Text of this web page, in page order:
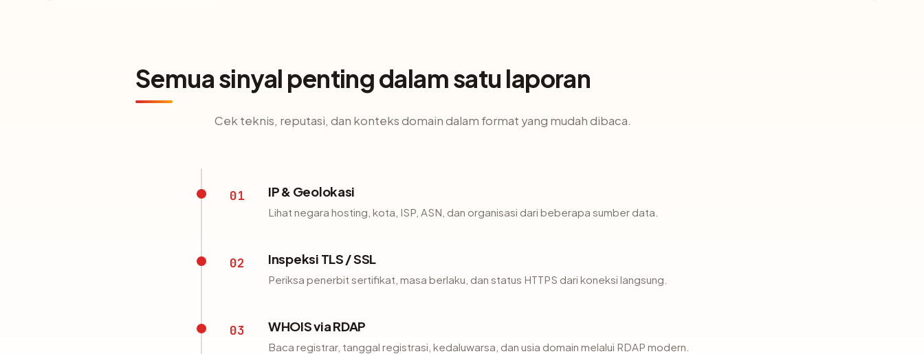
Semua sinyal penting dalam satu laporan
Cek teknis, reputasi, dan konteks domain dalam format yang mudah dibaca.
01 IP & Geolokasi
Lihat negara hosting, kota, ISP, ASN, dan organisasi dari beberapa sumber data.
02 Inspeksi TLS / SSL
Periksa penerbit sertifikat, masa berlaku, dan status HTTPS dari koneksi langsung.
03 WHOIS via RDAP
Baca registrar, tanggal registrasi, kedaluwarsa, dan usia domain melalui RDAP modern.